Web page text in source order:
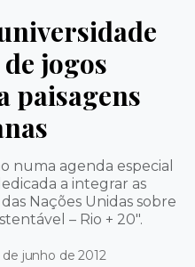
jogos
paisagens
numa agenda especial
a integrar as
Nações Unidas sobre
– Rio + 20".
de junho de 2012